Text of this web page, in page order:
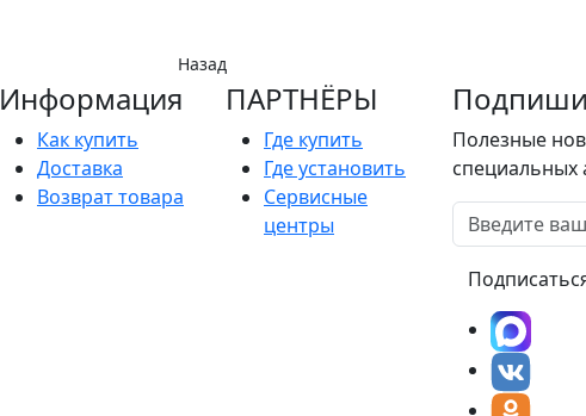
Назад
Информация
Как купить
Доставка
Возврат товара
ПАРТНËРЫ
Где купить
Где установить
Сервисные
центры
Полезные
специальных